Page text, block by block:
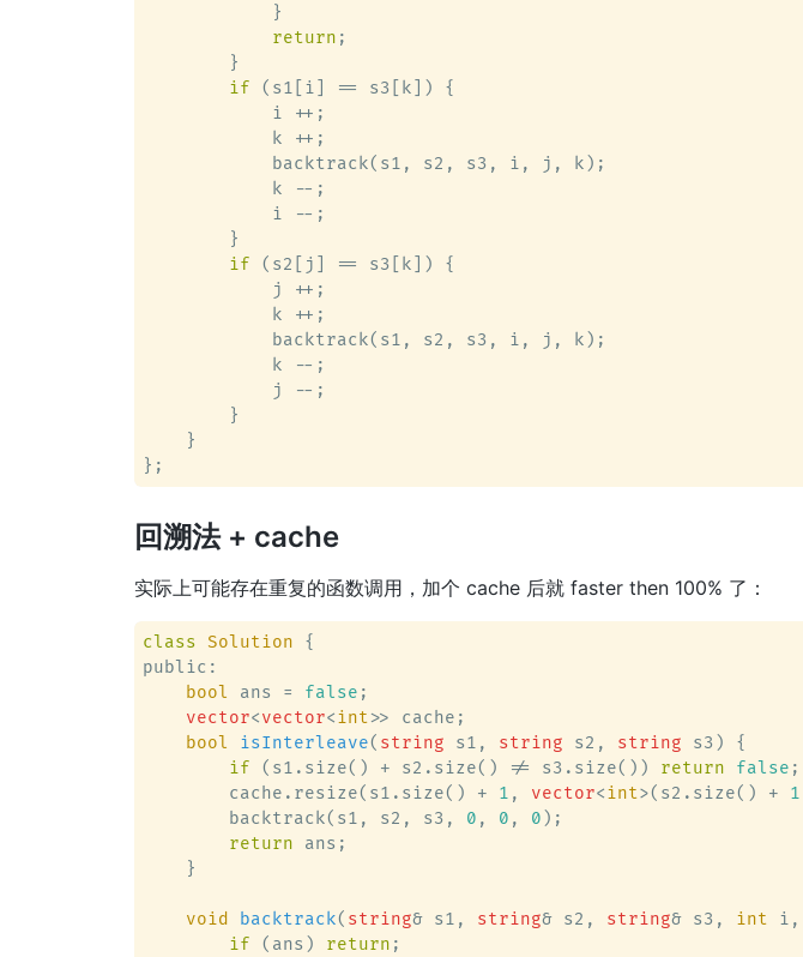
            }
return ;
        }
if (s1[i] == s3[k]) {
            i ++;
            k ++;
            backtrack(s1, s2, s3, i, j, k);
            k --;
            i --;
        }
if (s2[j] == s3[k]) {
            j ++;
            k ++;
            backtrack(s1, s2, s3, i, j, k);
            k --;
            j --;
        }
    }
回溯法 + cache
实际上可能存在重复的函数调用，加个 cache 后就 faster then 100% 了：
class Solution {
public:
bool
ans = false ;
vector<vector<int>> cache;
bool
isInterleave( string s1, string s2, string s3)
{
if (s1.size() + s2.size() != s3.size()) return false ;
        cache.resize(s1.size() +
1 , vector<int>(s2.size() + 1
        backtrack(s1, s2, s3,
0 , 0 , 0 );
return ans;
    }
void backtrack( string& s1, string& s2, string& s3, int i,
if (ans) return ;